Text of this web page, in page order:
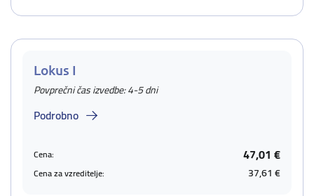
Lokus I
Povprečni čas izvedbe: 4-5 dni
Podrobno
Cena: 47,01 €
Cena za vzreditelje: 37,61 €